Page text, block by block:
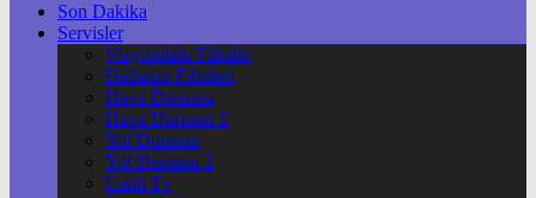
Son Dakika
Servisler
Vizyondaki Filmler
Haftanin Filmleri
Hava Durumu
Hava Durumu 2
Yol Durumu
Yol Durumu 2
Canlı Tv